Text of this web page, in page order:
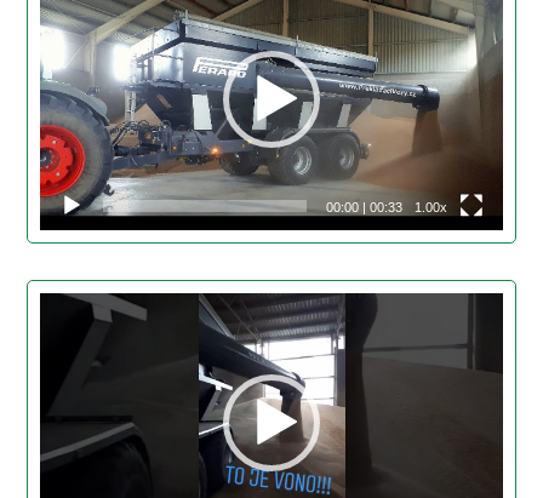
přehrávač
00:00| 00:33 1.00x
Video
přehrávač